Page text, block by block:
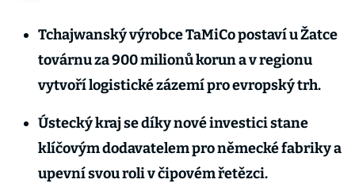
Tchajwanský výrobce TaMiCo postaví u Žatce
továrnu za 900 milionů korun a v regionu
vytvoří logistické zázemí pro evropský trh.
Ústecký kraj se díky nové investici stane
klíčovým dodavatelem pro německé fabriky a
upevní svou roli v čipovém řetězci.